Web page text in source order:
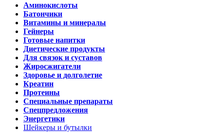
Аминокислоты
Батончики
Витамины и минералы
Гейнеры
Готовые напитки
Диетические продукты
Для связок и суставов
Жиросжигатели
Здоровье и долголетие
Креатин
Протеины
Специальные препараты
Спецпредложения
Энергетики
Шейкеры и бутылки